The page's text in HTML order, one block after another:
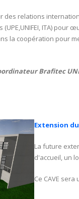
des relations
ITA) pour
la coopération pour
Brafitec
Extension
La future
d'accueil, un
Ce CAVE